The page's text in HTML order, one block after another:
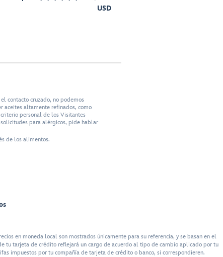
USD
contacto cruzado, no podemos
aceites altamente refinados, como
personal de los Visitantes
para alérgicos, pide hablar
de los alimentos.
en moneda local son mostrados únicamente para su referencia, y se basan en el
tu tarjeta de crédito reflejará un cargo de acuerdo al tipo de cambio aplicado por tu
impuestos por tu compañía de tarjeta de crédito o banco, si correspondieren.